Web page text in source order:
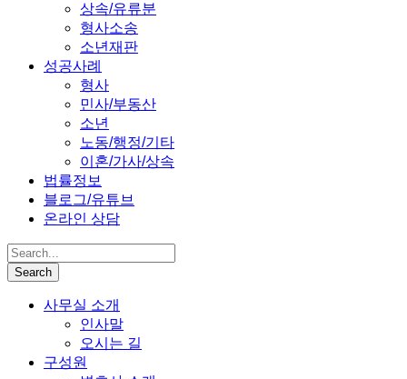
상속/유류분
형사소송
소년재판
성공사례
형사
민사/부동산
소년
노동/행정/기타
이혼/가사/상속
법률정보
블로그/유튜브
온라인 상담
사무실 소개
인사말
오시는 길
구성원